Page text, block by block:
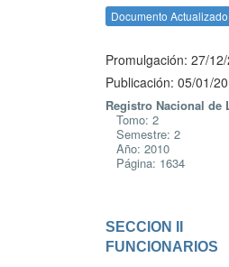
Documento Actualizado
Promulgación: 27/
Publicación: 05/01/
Registro Nacional de
Tomo: 2
Semestre: 2
Año: 2010
Página: 1634
SECCION II
FUNCIONARIOS